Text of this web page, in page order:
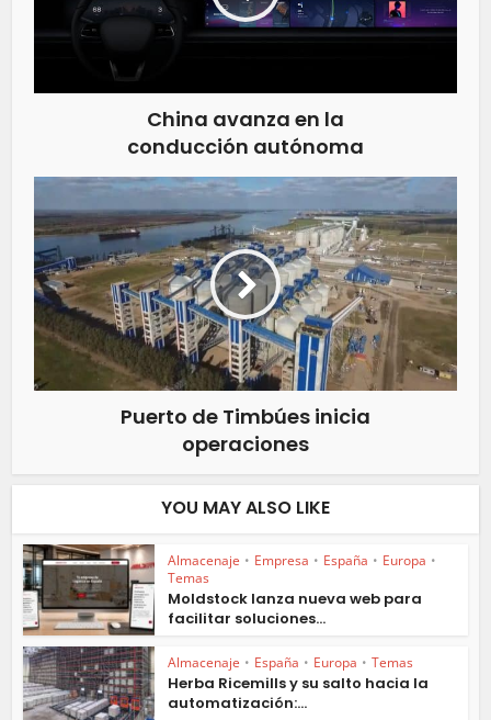
China avanza en la
conducción autónoma
Puerto de Timbúes inicia
operaciones
YOU MAY ALSO LIKE
Almacenaje • Empresa • España • Europa •
Temas
Moldstock lanza nueva web para
facilitar soluciones...
Almacenaje • España • Europa • Temas
Herba Ricemills y su salto hacia la
automatización:...